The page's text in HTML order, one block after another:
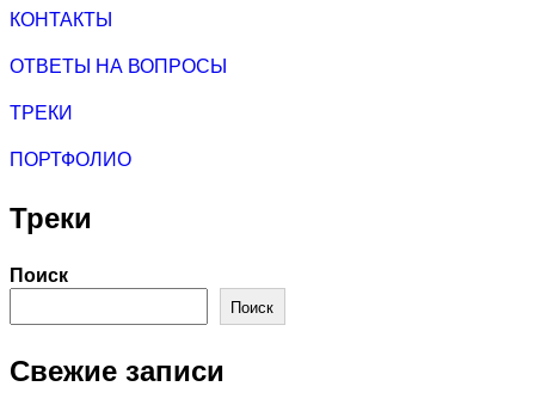
КОНТАКТЫ
ОТВЕТЫ НА ВОПРОСЫ
ТРЕКИ
ПОРТФОЛИО
Треки
Поиск
Поиск
Свежие записи